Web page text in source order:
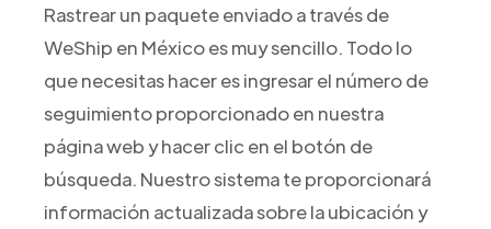
Rastrear un paquete enviado a través de
WeShip en México es muy sencillo. Todo lo
que necesitas hacer es ingresar el número de
seguimiento proporcionado en nuestra
página web y hacer clic en el botón de
búsqueda. Nuestro sistema te proporcionará
información actualizada sobre la ubicación y